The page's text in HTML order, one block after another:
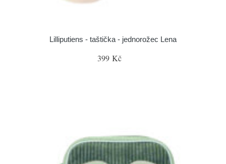
Lilliputiens - taštička - jednorožec Lena
399 Kč